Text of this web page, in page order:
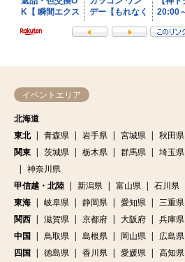
イベントエリア
北海道
東北
青森県 岩手県 宮城県 秋田県
関東
茨城県 栃木県 群馬県 埼玉県
神奈川県
甲信越・北陸
新潟県 富山県 石川県
東海
岐阜県 静岡県 愛知県
三重県
関西
滋賀県 京都府 大阪府 兵庫県
中国
鳥取県 島根県 岡山県 広島県
四国
徳島県 香川県 愛媛県
高知県